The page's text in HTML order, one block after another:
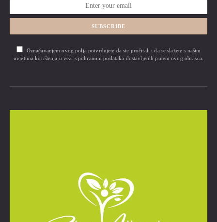
SUBSCRIBE
Označavanjem ovog polja potvrđujete da ste pročitali i da se slažete s našim
uvjetima korištenja u vezi s pohranom podataka dostavljenih putem ovog obrasca.